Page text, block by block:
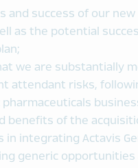
success of our
as the potential
we are substantially
attendant risks,
benefits of the
integrating Actavis
generic opportunities